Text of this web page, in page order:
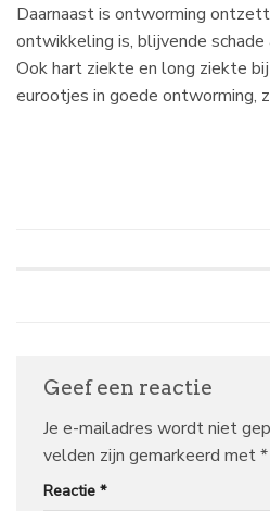
Daarnaast is ontworming
ontwikkeling is, blijvende
Ook hart ziekte en long ziekte
eurootjes in goede ontworming,
Geef een reactie
Je e-mailadres wordt niet
velden zijn gemarkeerd met*
Reactie *